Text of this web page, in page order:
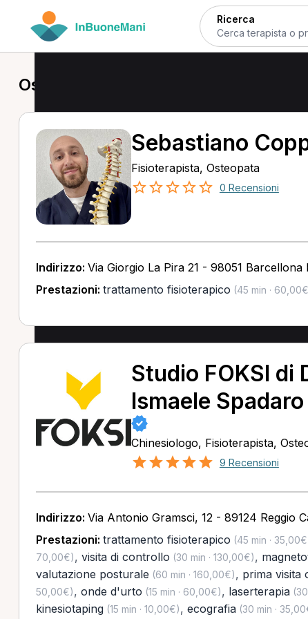
Ricerca
Osteopata a Barcellona Pozzo di
Sebastiano
Fisioterapista, Osteopata
0 Recensioni
Indirizzo: Via Giorgio La Pira 21 - 98051
Prestazioni: trattamento fisioterapico (45 min ·
Studio FOKSI di
Ismaele Spadaro
Chinesiologo, Fisioterapista,
9 Recensioni
Indirizzo: Via Antonio Gramsci, 12 - 89124 Reggio
Prestazioni: trattamento fisioterapico (45 min ·
70,00€), visita di controllo (30 min · 130,00€),
valutazione posturale (60 min · 160,00€), prima visita
50,00€), onde d'urto (15 min · 60,00€), laserterapia(30
kinesiotaping(15 min · 10,00€), ecografia(30 min ·